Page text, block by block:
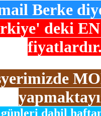
Berke
deki
fiyatlardır.
dahil